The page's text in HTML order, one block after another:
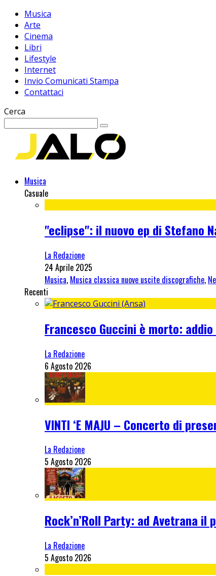
Musica
Arte
Cinema
Libri
Lifestyle
Internet
Invio Comunicati Stampa
Contattaci
Cerca
Musica
Casuale
"eclipse": il nuovo ep di Stefano
La Redazione
24 Aprile 2025
Musica, Musica classica nuove uscite discografiche,
Recenti
Francesco Guccini è morto:
La Redazione
6 Agosto 2026
VINTI ‘E MAJU – Concerto di
La Redazione
5 Agosto 2026
Rock’n’Roll Party: ad Avetrana
La Redazione
5 Agosto 2026